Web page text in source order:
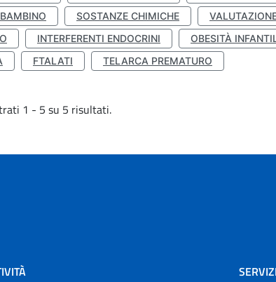
SOSTANZE CHIMICHE
INTERFERENTI ENDOCRINI OBESITÀ
FTALATI TELARCA PREMATURO
1 - 5 su 5 risultati.
SERVIZI